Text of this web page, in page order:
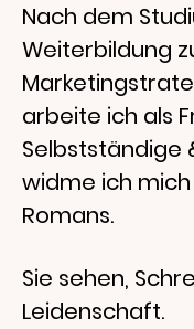
Nach dem
Weiterbildung
arbeite ich als
Selbstständige
widme ich
Romans.
Sie sehen,
Leidenschaft.